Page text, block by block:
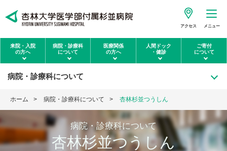
アクセス メニュー
来院・入院
の方へ
病院・診療科
について
医療関係
の方へ
人間ドック
・健診
ご寄付
について
病院・診療科について
ホーム 病院・診療科について 杏林杉並つうしん
病院・診療科について
杏林杉並つうしん